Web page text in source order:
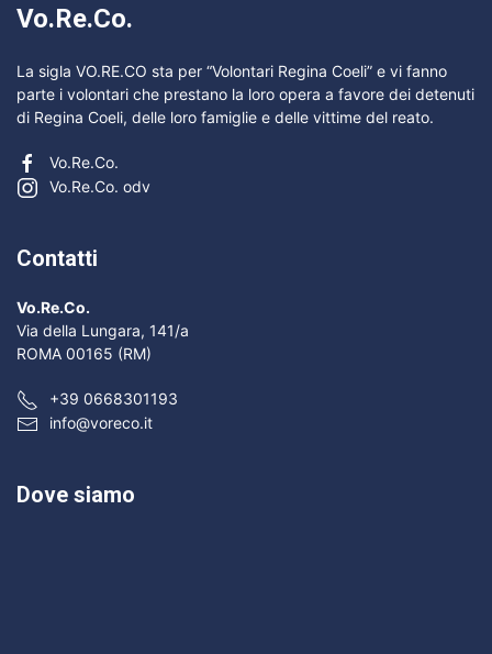
Vo.Re.Co.
La sigla VO.RE.CO sta per “Volontari Regina Coeli” e vi fanno
parte i volontari che prestano la loro opera a favore dei detenuti
di Regina Coeli, delle loro famiglie e delle vittime del reato.
Vo.Re.Co.
Vo.Re.Co. odv
Contatti
Vo.Re.Co.
Via della Lungara, 141/a
ROMA 00165 (RM)
+39 0668301193
info@voreco.it
Dove siamo